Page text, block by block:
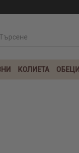
КОЛИЕТА ОБЕЦИ